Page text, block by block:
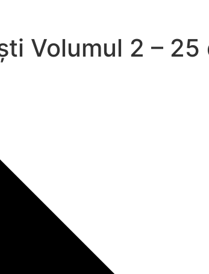
Volumul 2 –